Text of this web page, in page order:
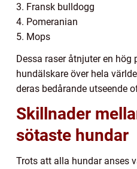
3. Fransk bulldogg
4. Pomeranian
5. Mops
Dessa raser åtnjuter en hög
hundälskare över hela
deras bedårande utseende
Skillnader
sötaste hundar
Trots att alla hundar anses